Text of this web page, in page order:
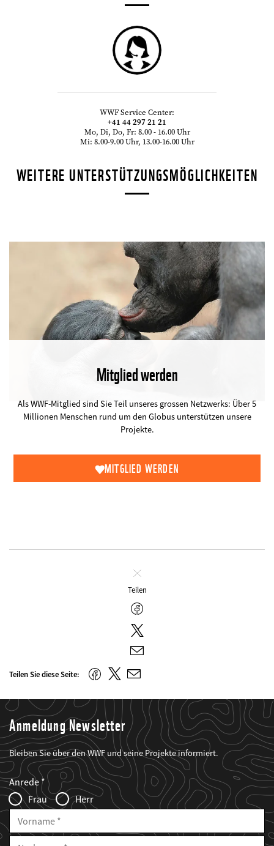
WWF Service Center:
+41 44 297 21 21
Mo, Di, Do, Fr: 8.00 - 16.00 Uhr
Mi: 8.00-9.00 Uhr, 13.00-16.00 Uhr
WEITERE UNTERSTÜTZUNGSMÖGLICHKEITEN
Mitglied werden
Als WWF-Mitglied sind Sie Teil unseres grossen Netzwerks: Über 5
Millionen Menschen rund um den Globus unterstützen unsere
Projekte.
MITGLIED WERDEN
Schliessen
Teilen
Facebook
Twitter
E-
Mail
Teilen Sie diese Seite: FacebookTwitter
E-
Anmeldung Newsletter
Bleiben Sie über den WWF und seine Projekte informiert.
Web2Case
Infofelder
Fieldset
anrede_name
Anrede
Frau
Herr
Vorname